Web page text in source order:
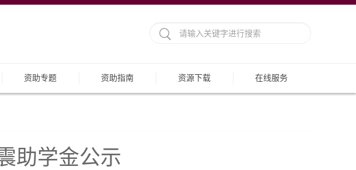
资助专题 资助指南 资源下载 在线服务
助学金公示